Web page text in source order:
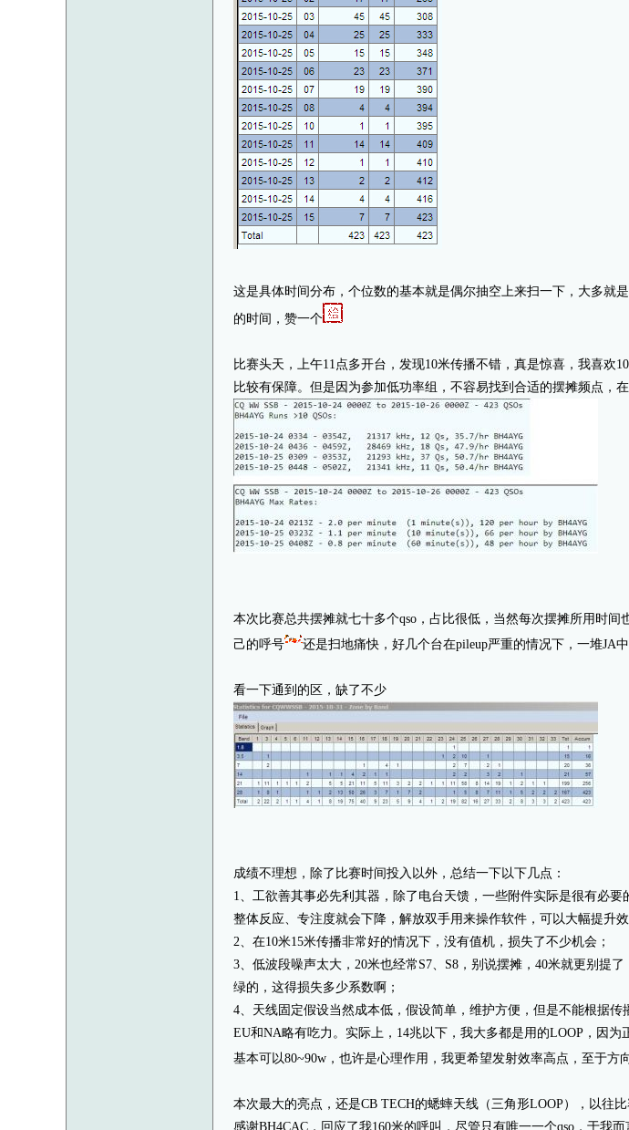
这是具体时间分布，个位数的基本就是偶尔抽空上来扫一下，大多就
的时间，赞一个
比赛头天，上午11点多开台，发现10米传播不错，真是惊喜，我喜欢
比较有保障。但是因为参加低功率组，不容易找到合适的摆摊频点，
本次比赛总共摆摊就七十多个qso，占比很低，当然每次摆摊所用时
己的呼号
还是扫地痛快，好几个台在pileup严重的情况下，一堆JA
看一下通到的区，缺了不少
成绩不理想，除了比赛时间投入以外，总结一下以下几点：
1、工欲善其事必先利其器，除了电台天馈，一些附件实际是很有必
整体反应、专注度就会下降，解放双手用来操作软件，可以大幅提升效
2、在10米15米传播非常好的情况下，没有值机，损失了不少机会；
3、低波段噪声太大，20米也经常S7、S8，别说摆摊，40米就更别提
绿的，这得损失多少系数啊；
4、天线固定假设当然成本低，假设简单，维护方便，但是不能根据
EU和NA略有吃力。实际上，14兆以下，我大多都是用的LOOP，因
基本可以80~90w，也许是心理作用，我更希望发射效率高点，至于方
本次最大的亮点，还是CB TECH的蟋蟀天线（三角形LOOP），以往
感谢BH4CAC，回应了我160米的呼叫，尽管只有唯一一个qso，于我